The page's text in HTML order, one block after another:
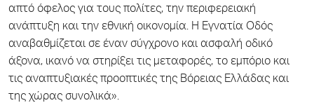
απτό όφελος για τους πολίτες, την περιφερειακή
ανάπτυξη και την εθνική οικονομία. Η Εγνατία Οδός
αναβαθμίζεται σε έναν σύγχρονο και ασφαλή οδικό
άξονα, ικανό να στηρίξει τις μεταφορές, το εμπόριο και
τις αναπτυξιακές προοπτικές της Βόρειας Ελλάδας και
της χώρας συνολικά».